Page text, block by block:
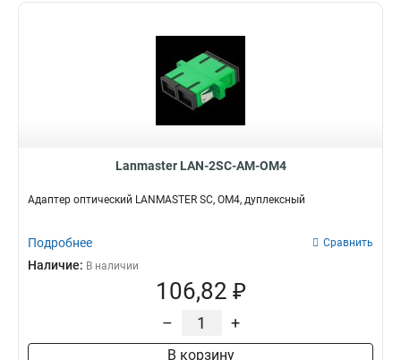
Lanmaster LAN-2SC-AM-OM4
Адаптер оптический LANMASTER SC, OM4, дуплексный
Подробнее Сравнить
Наличие: В наличии
106,82 ₽
– +
В корзину